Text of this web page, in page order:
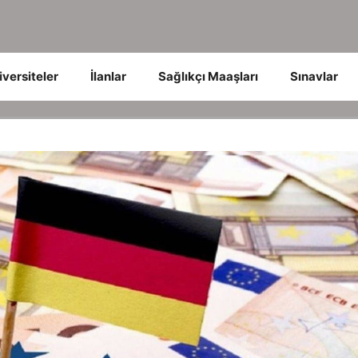
İlanlar Sağlıkçı Maaşları Sınavlar